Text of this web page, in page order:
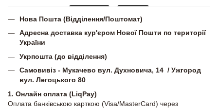
Нова Пошта (Відділення/Поштомат)
Адресна доставка кур'єром Нової Пошти по території
України
Укрпошта (до відділення)
Самовивіз - Мукачево вул. Духновича, 14 / Ужгород
вул. Легоцького 80
1. Онлайн оплата (LiqPay)
Оплата банківською карткою (Visa/MasterCard) через